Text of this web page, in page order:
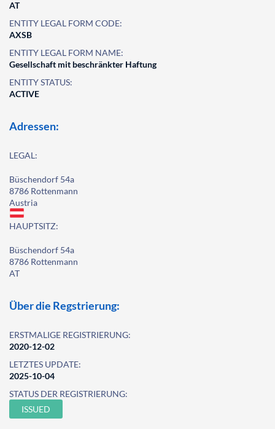
AT
ENTITY LEGAL FORM CODE:
AXSB
ENTITY LEGAL FORM NAME:
Gesellschaft mit beschränkter Haftung
ENTITY STATUS:
ACTIVE
Adressen:
LEGAL:
Büschendorf 54a
8786 Rottenmann
Austria
HAUPTSITZ:
Büschendorf 54a
8786 Rottenmann
AT
Über die Regstrierung:
ERSTMALIGE REGISTRIERUNG:
2020-12-02
LETZTES UPDATE:
2025-10-04
STATUS DER REGISTRIERUNG:
ISSUED